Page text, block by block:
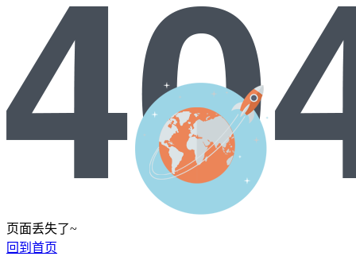
页面丢失了~
回到首页